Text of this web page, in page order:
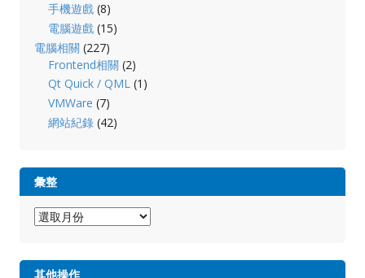
手機遊戲 (8)
電腦遊戲 (15)
電腦相關 (227)
Frontend相關 (2)
Qt Quick / QML (1)
VMWare (7)
網站紀錄 (42)
彙整
其他操作